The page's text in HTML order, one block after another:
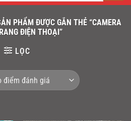
PHẨM ĐƯỢC GẮN THẺ “CAMERA
ĐIỆN THOẠI”
LỌC